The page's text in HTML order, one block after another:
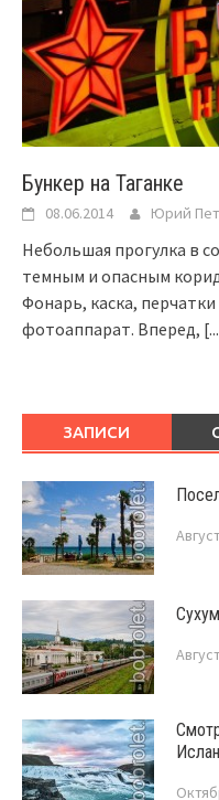
Бункер на Таганке
08.06.2014 Юрий
Небольшая прогулка в
темным и опасным
Фонарь, каска,
фотоаппарат. Вперед,
ЗАПИСИ